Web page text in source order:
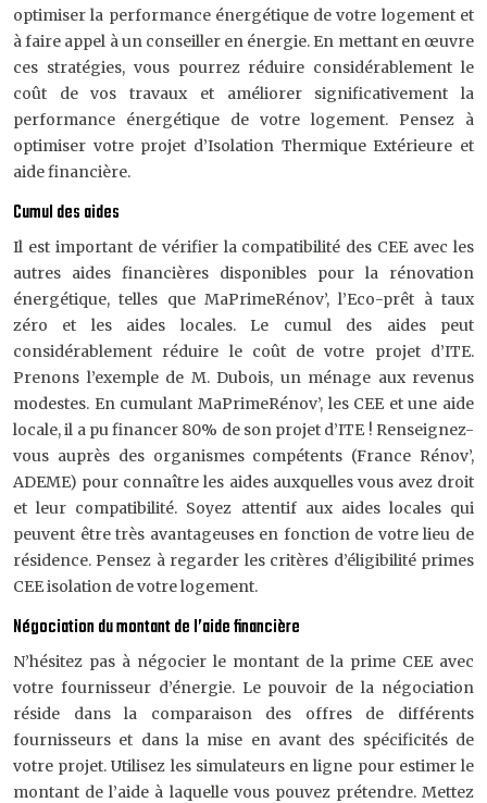
optimiser la performance énergétique de votre logement et
à faire appel à un conseiller en énergie. En mettant en œuvre
ces stratégies, vous pourrez réduire considérablement le
coût de vos travaux et améliorer significativement la
performance énergétique de votre logement. Pensez à
optimiser votre projet d’Isolation Thermique Extérieure et
aide financière.
Cumul des aides
Il est important de vérifier la compatibilité des CEE avec les
autres aides financières disponibles pour la rénovation
énergétique, telles que MaPrimeRénov’, l’Eco-prêt à taux
zéro et les aides locales. Le cumul des aides peut
considérablement réduire le coût de votre projet d’ITE.
Prenons l’exemple de M. Dubois, un ménage aux revenus
modestes. En cumulant MaPrimeRénov’, les CEE et une aide
locale, il a pu financer 80% de son projet d’ITE ! Renseignez-
vous auprès des organismes compétents (France Rénov’,
ADEME) pour connaître les aides auxquelles vous avez droit
et leur compatibilité. Soyez attentif aux aides locales qui
peuvent être très avantageuses en fonction de votre lieu de
résidence. Pensez à regarder les critères d’éligibilité primes
CEE isolation de votre logement.
Négociation du montant de l’aide financière
N’hésitez pas à négocier le montant de la prime CEE avec
votre fournisseur d’énergie. Le pouvoir de la négociation
réside dans la comparaison des offres de différents
fournisseurs et dans la mise en avant des spécificités de
votre projet. Utilisez les simulateurs en ligne pour estimer le
montant de l’aide à laquelle vous pouvez prétendre. Mettez